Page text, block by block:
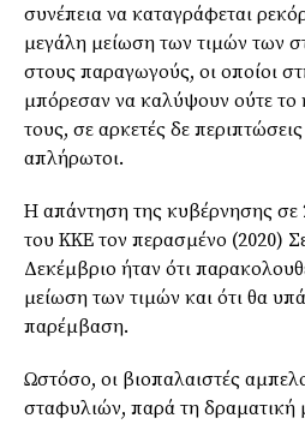
συνέπεια να καταγράφεται
μεγάλη μείωση των τιμών των
στους παραγωγούς, οι οποίοι
μπόρεσαν να καλύψουν ούτε
τους, σε αρκετές δε
απλήρωτοι.
Η απάντηση της κυβέρνησης σε
του ΚΚΕ τον περασμένο (2020)
Δεκέμβριο ήταν ότι
μείωση των τιμών και ότι θα
παρέμβαση.
Ωστόσο, οι βιοπαλαιστές
σταφυλιών, παρά τη δραματική